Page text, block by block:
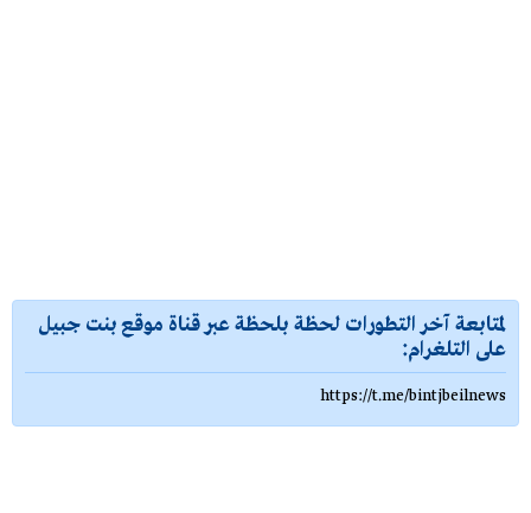
لمتابعة آخر التطورات لحظة بلحظة عبر قناة موقع بنت جبيل
على التلغرام:
https://t.me/bintjbeilnews